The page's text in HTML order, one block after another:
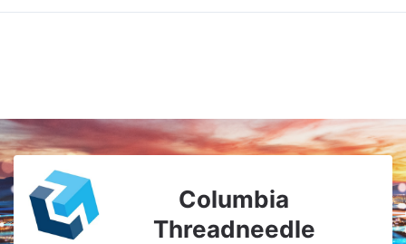
Adjuntar imagen Comentar
Columbia
Threadneedle